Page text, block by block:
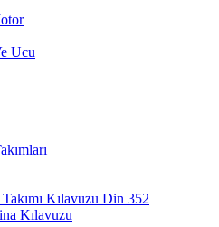
Ucu
Kılavuzu Din 352
Kılavuzu